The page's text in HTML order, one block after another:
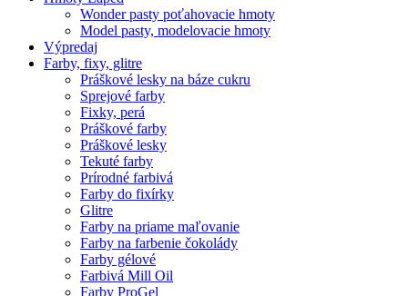
Wonder pasty poťahovacie hmoty
Model pasty, modelovacie hmoty
Výpredaj
Farby, fixy, glitre
Práškové lesky na báze cukru
Sprejové farby
Fixky, perá
Práškové farby
Práškové lesky
Tekuté farby
Prírodné farbivá
Farby do fixírky
Glitre
Farby na priame maľovanie
Farby na farbenie čokolády
Farby gélové
Farbivá Mill Oil
Farby ProGel